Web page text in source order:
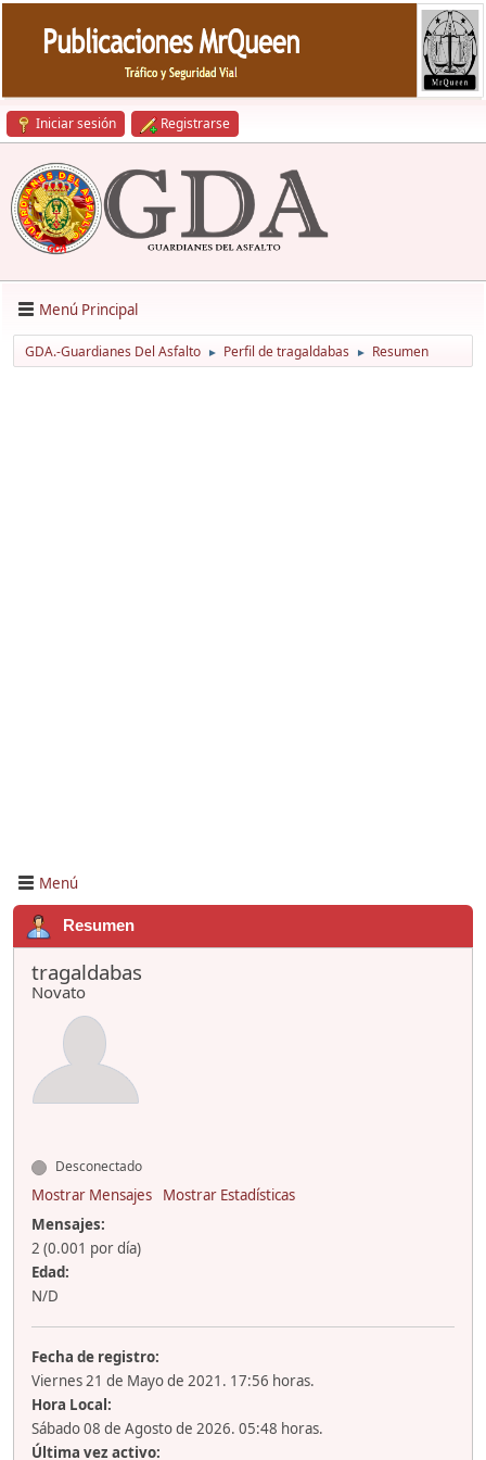
Iniciar sesión Registrarse
Menú Principal
GDA.-Guardianes Del Asfalto ► Perfil de tragaldabas ► Resumen
Menú
Resumen
tragaldabas
Novato
Desconectado
Mostrar Mensajes
Mostrar Estadísticas
Mensajes:
2 (0.001 por día)
Edad:
N/D
Fecha de registro:
Viernes 21 de Mayo de 2021. 17:56 horas.
Hora Local:
Sábado 08 de Agosto de 2026. 05:48 horas.
Última vez activo: